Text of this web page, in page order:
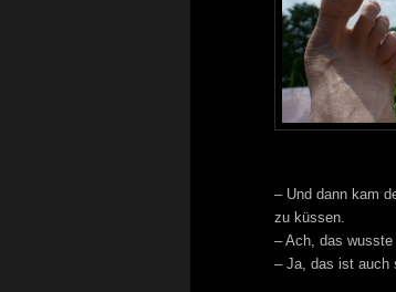
– Und dann kam
zu küssen.
– Ach, das
– Ja, das ist auch